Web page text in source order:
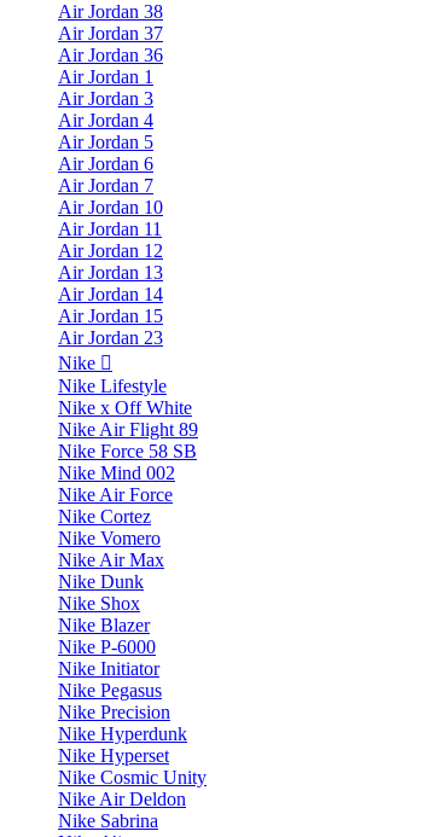
Air Jordan 38
Air Jordan 37
Air Jordan 36
Air Jordan 1
Air Jordan 3
Air Jordan 4
Air Jordan 5
Air Jordan 6
Air Jordan 7
Air Jordan 10
Air Jordan 11
Air Jordan 12
Air Jordan 13
Air Jordan 14
Air Jordan 15
Air Jordan 23
Nike
Nike Lifestyle
Nike x Off White
Nike Air Flight 89
Nike Force 58 SB
Nike Mind 002
Nike Air Force
Nike Cortez
Nike Vomero
Nike Air Max
Nike Dunk
Nike Shox
Nike Blazer
Nike P-6000
Nike Initiator
Nike Pegasus
Nike Precision
Nike Hyperdunk
Nike Hyperset
Nike Cosmic Unity
Nike Air Deldon
Nike Sabrina